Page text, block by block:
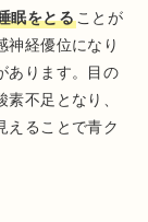
眠をとる ことが
神経優位になり
あります。目の
不足となり、
えることで青ク